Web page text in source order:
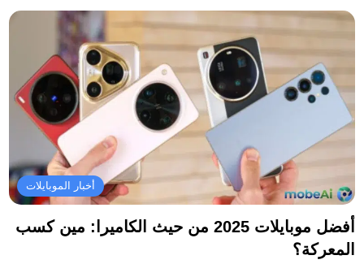
أخبار الموبايلات
أفضل موبايلات 2025 من حيث الكاميرا: مين كسب
المعركة؟